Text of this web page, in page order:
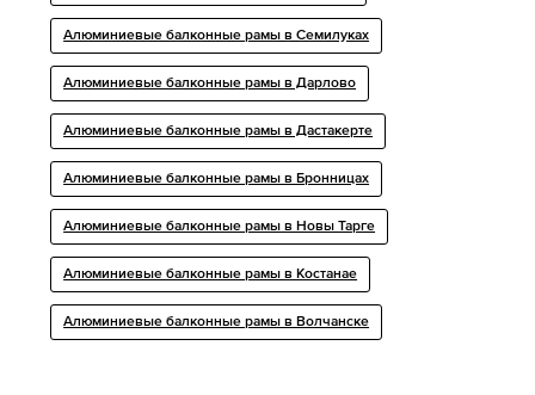
Алюминиевые балконные рамы в Семилуках
Алюминиевые балконные рамы в Дарлово
Алюминиевые балконные рамы в Дастакерте
Алюминиевые балконные рамы в Бронницах
Алюминиевые балконные рамы в Новы Тарге
Алюминиевые балконные рамы в Костанае
Алюминиевые балконные рамы в Волчанске